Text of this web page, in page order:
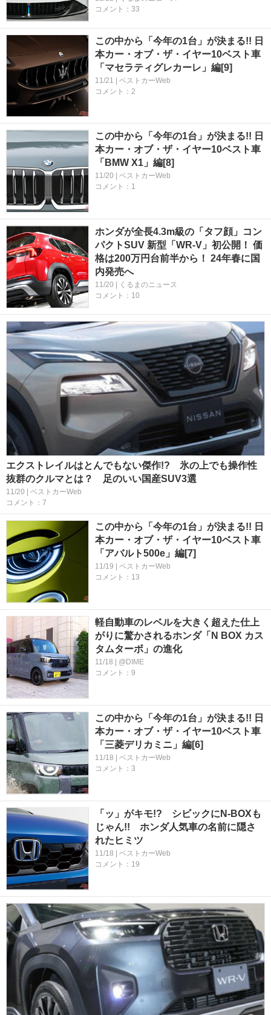
コメント：33
この中から「今年の1台」が決まる!! 日
本カー・オブ・ザ・イヤー10ベスト車
「マセラティグレカーレ」編[9]
11/21 | ベストカーWeb
コメント：2
この中から「今年の1台」が決まる!! 日
本カー・オブ・ザ・イヤー10ベスト車
「BMW X1」編[8]
11/20 | ベストカーWeb
コメント：1
ホンダが全長4.3m級の「タフ顔」コン
パクトSUV 新型「WR-V」初公開！ 価
格は200万円台前半から！ 24年春に国
内発売へ
11/20 | くるまのニュース
コメント：10
エクストレイルはとんでもない傑作!? 氷の上でも操作性
抜群のクルマとは？ 足のいい国産SUV3選
11/20 | ベストカーWeb
コメント：7
この中から「今年の1台」が決まる!! 日
本カー・オブ・ザ・イヤー10ベスト車
「アバルト500e」編[7]
11/19 | ベストカーWeb
コメント：13
軽自動車のレベルを大きく超えた仕上
がりに驚かされるホンダ「N BOX カス
タムターボ」の進化
11/18 | @DIME
コメント：9
この中から「今年の1台」が決まる!! 日
本カー・オブ・ザ・イヤー10ベスト車
「三菱デリカミニ」編[6]
11/18 | ベストカーWeb
コメント：3
「ッ」がキモ!? シビックにN-BOXも
じゃん!! ホンダ人気車の名前に隠さ
れたヒミツ
11/18 | ベストカーWeb
コメント：19